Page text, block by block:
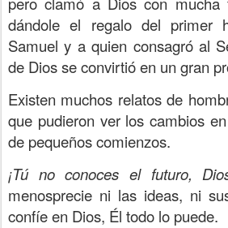
dándole el regalo del primer
Samuel y a quien consagró al
de Dios se convirtió en un gran
Existen muchos relatos de
que pudieron ver los cambios
de pequeños comienzos.
¡Tú no conoces el futuro,
menosprecie ni las ideas, ni
confíe en Dios, Él todo lo puede.